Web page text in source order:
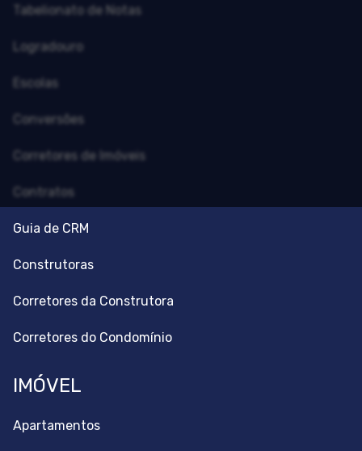
Tabelionato de Notas
Logradouro
Escolas
Conversões
Corretores de Imóveis
Contratos
Guia de CRM
Construtoras
Corretores da Construtora
Corretores do Condomínio
IMÓVEL
Apartamentos